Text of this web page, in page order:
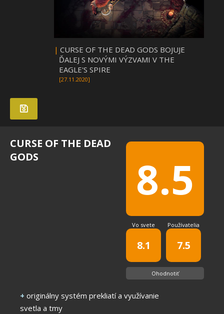
| CURSE OF THE DEAD GODS BOJUJE
ĎALEJ S NOVÝMI VÝZVAMI V THE
EAGLE'S SPIRE
[27.11.2020]
8.5
Vo svete
8.1
Používatelia
7.5
Ohodnotiť
CURSE OF THE DEAD
GODS
+ originálny systém prekliatí a využívanie
svetla a tmy